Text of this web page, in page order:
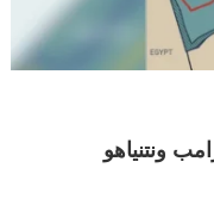
ونتنياهو